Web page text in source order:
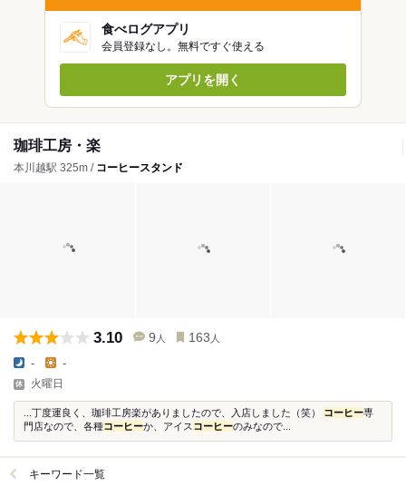
食べログアプリ
会員登録なし。無料ですぐ使える
アプリを開く
珈琲工房・楽
本川越駅 325m / コーヒースタンド
3.10 9 人 163 人
- -
火曜日
...丁度運良く、珈琲工房楽がありましたので、入店しました（笑） コーヒー専
門店なので、各種コーヒーか、アイス コーヒーのみなので...
キーワード一覧